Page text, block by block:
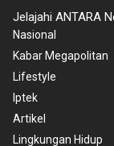
Jelajahi ANTARA
Nasional
Kabar Megapolitan
Lifestyle
Iptek
Artikel
Lingkungan Hidup